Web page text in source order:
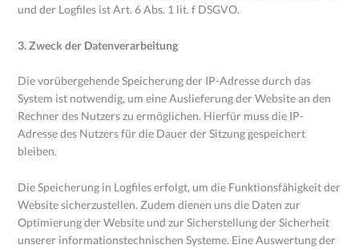
und der Logfiles ist Art. 6 Abs. 1 lit. f DSGVO.
3. Zweck der Datenverarbeitung
Die vorübergehende Speicherung der IP-Adresse durch das
System ist notwendig, um eine Auslieferung der Website an den
Rechner des Nutzers zu ermöglichen. Hierfür muss die IP-
Adresse des Nutzers für die Dauer der Sitzung gespeichert
bleiben.
Die Speicherung in Logfiles erfolgt, um die Funktionsfähigkeit der
Website sicherzustellen. Zudem dienen uns die Daten zur
Optimierung der Website und zur Sicherstellung der Sicherheit
unserer informationstechnischen Systeme. Eine Auswertung der